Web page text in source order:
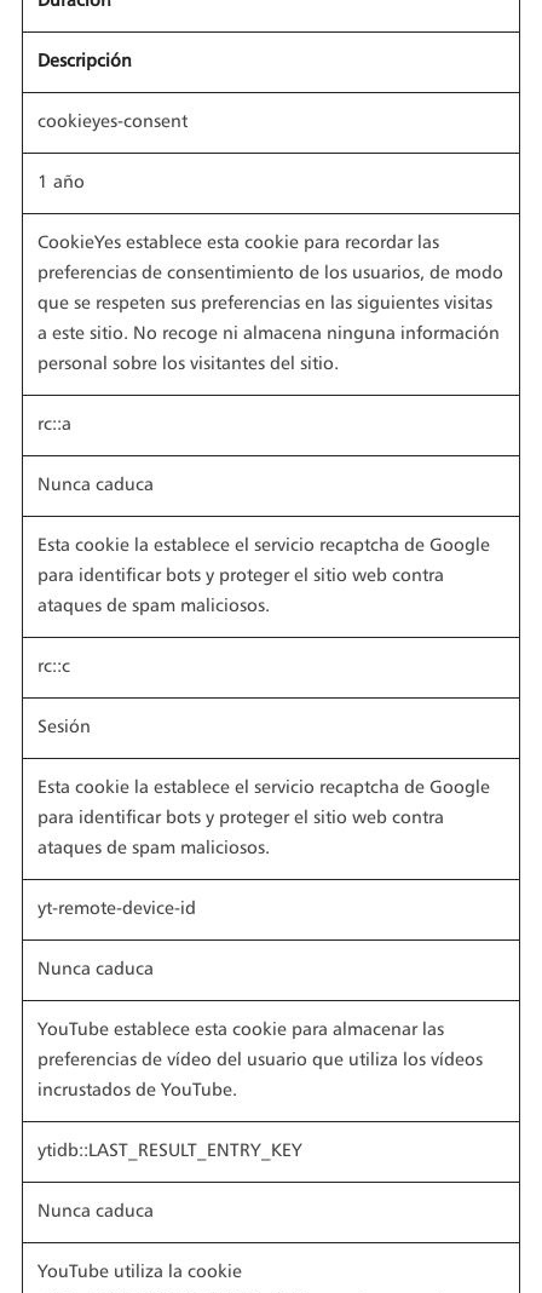
Descripción
cookieyes-consent
1 año
CookieYes establece esta cookie para recordar las
preferencias de consentimiento de los usuarios, de modo
que se respeten sus preferencias en las siguientes visitas
a este sitio. No recoge ni almacena ninguna información
personal sobre los visitantes del sitio.
rc::a
Nunca caduca
Esta cookie la establece el servicio recaptcha de Google
para identificar bots y proteger el sitio web contra
ataques de spam maliciosos.
rc::c
Sesión
Esta cookie la establece el servicio recaptcha de Google
para identificar bots y proteger el sitio web contra
ataques de spam maliciosos.
yt-remote-device-id
Nunca caduca
YouTube establece esta cookie para almacenar las
preferencias de vídeo del usuario que utiliza los vídeos
incrustados de YouTube.
ytidb::LAST_RESULT_ENTRY_KEY
Nunca caduca
YouTube utiliza la cookie